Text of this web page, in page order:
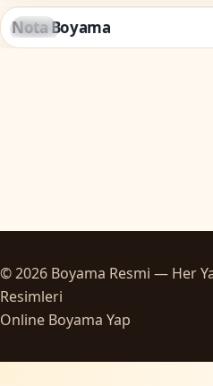
Müzik
Nota Boyama
© 2026 Boyama Resmi — Her
Resimleri
Online Boyama Yap